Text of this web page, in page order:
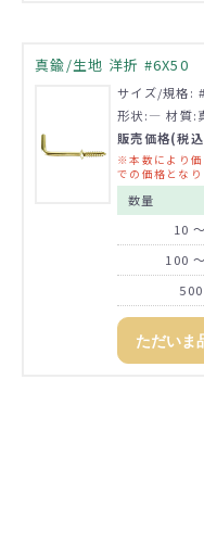
真鍮/生地 洋折 #6X50
サイズ/規格:
形状:― 材質:
販売価格(税
※本数により価
での価格となり
数量
10
100
ただいま